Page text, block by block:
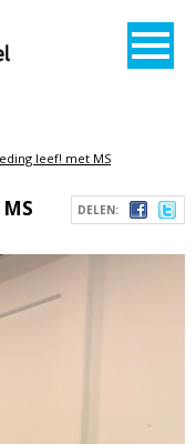
leef! met MS
DELEN: